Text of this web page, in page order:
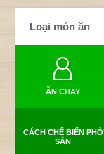
Loại món ăn
ĂN CHAY
CÁCH CHẾ BIẾN PHỞ
SẮN